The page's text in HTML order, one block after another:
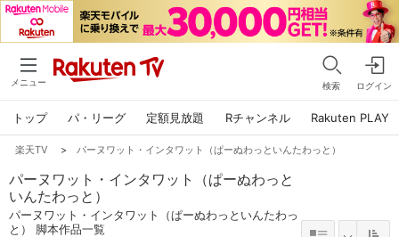
メニュー 検索 ログイン
トップ パ・リーグ 定額見放題 Rチャンネル Rakuten PLAY
楽天TV > パーヌワット・インタワット（ぱーぬわっといんたわっと）
パーヌワット・インタワット（ぱーぬわっと
いんたわっと）
パーヌワット・インタワット（ぱーぬわっといんたわっ
と） 脚本作品一覧